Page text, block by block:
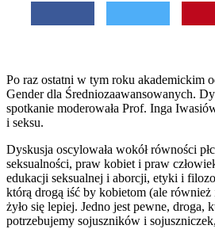
Po raz ostatni w tym roku akademickim
Gender dla Średniozaawansowanych.
spotkanie moderowała Prof. Inga
i seksu.
Dyskusja oscylowała wokół równości
seksualności, praw kobiet i praw
edukacji seksualnej i aborcji, etyki i
którą drogą iść by kobietom (ale
żyło się lepiej. Jedno jest pewne, droga,
potrzebujemy sojuszników i